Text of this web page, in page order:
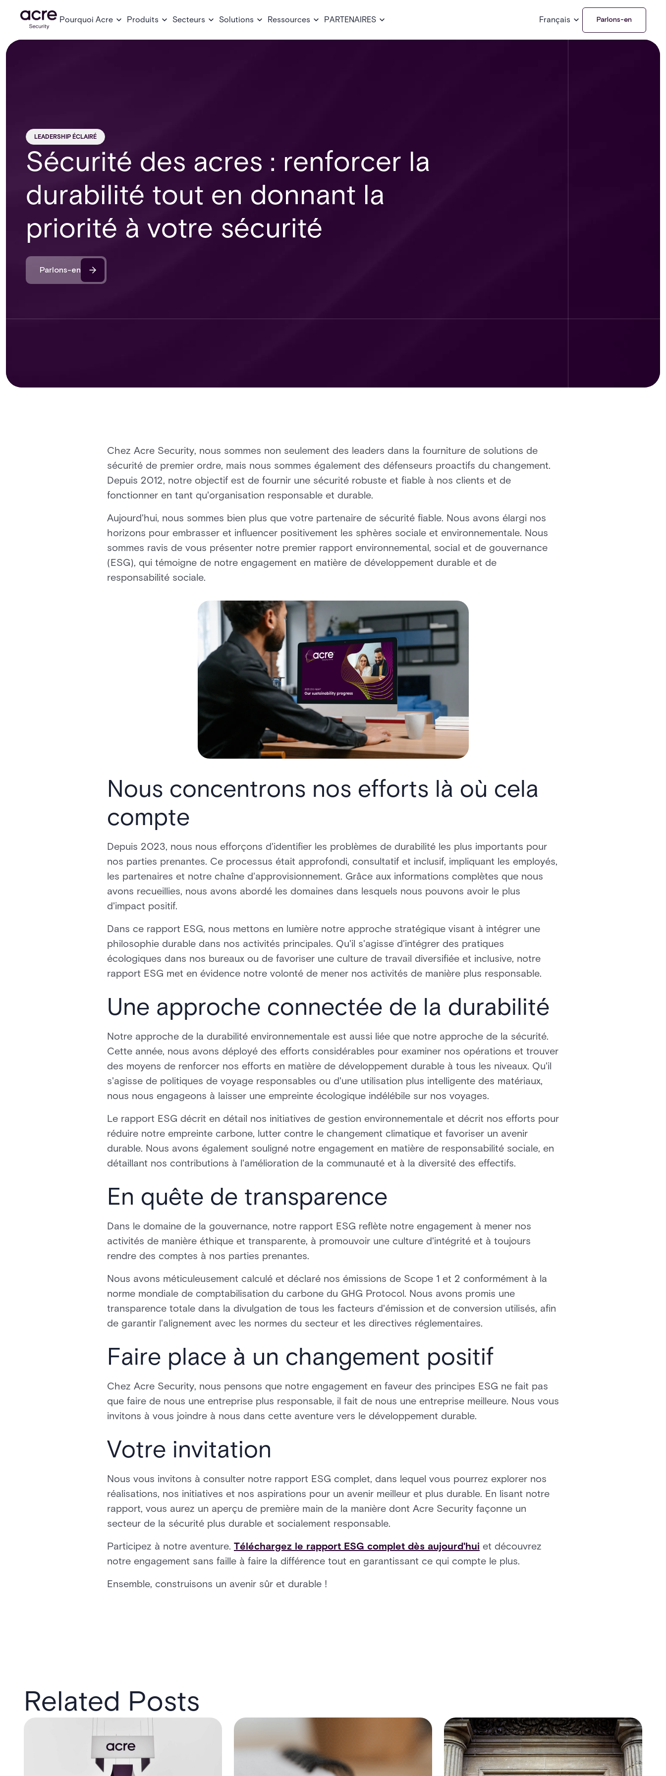
Pourquoi Acre Produits Secteurs Solutions Ressources PARTENAIRES Français Parlons-en
LEADERSHIP ÉCLAIRÉ
Sécurité des acres : renforcer la
durabilité tout en donnant la
priorité à votre sécurité
Parlons-en
Chez Acre Security, nous sommes non seulement des leaders dans la fourniture de solutions de
sécurité de premier ordre, mais nous sommes également des défenseurs proactifs du changement.
Depuis 2012, notre objectif est de fournir une sécurité robuste et fiable à nos clients et de
fonctionner en tant qu'organisation responsable et durable.
Aujourd'hui, nous sommes bien plus que votre partenaire de sécurité fiable. Nous avons élargi nos
horizons pour embrasser et influencer positivement les sphères sociale et environnementale. Nous
sommes ravis de vous présenter notre premier rapport environnemental, social et de gouvernance
(ESG), qui témoigne de notre engagement en matière de développement durable et de
responsabilité sociale.
Nous concentrons nos efforts là où cela
compte
Depuis 2023, nous nous efforçons d'identifier les problèmes de durabilité les plus importants pour
nos parties prenantes. Ce processus était approfondi, consultatif et inclusif, impliquant les employés,
les partenaires et notre chaîne d'approvisionnement. Grâce aux informations complètes que nous
avons recueillies, nous avons abordé les domaines dans lesquels nous pouvons avoir le plus
d'impact positif.
Dans ce rapport ESG, nous mettons en lumière notre approche stratégique visant à intégrer une
philosophie durable dans nos activités principales. Qu'il s'agisse d'intégrer des pratiques
écologiques dans nos bureaux ou de favoriser une culture de travail diversifiée et inclusive, notre
rapport ESG met en évidence notre volonté de mener nos activités de manière plus responsable.
Une approche connectée de la durabilité
Notre approche de la durabilité environnementale est aussi liée que notre approche de la sécurité.
Cette année, nous avons déployé des efforts considérables pour examiner nos opérations et trouver
des moyens de renforcer nos efforts en matière de développement durable à tous les niveaux. Qu'il
s'agisse de politiques de voyage responsables ou d'une utilisation plus intelligente des matériaux,
nous nous engageons à laisser une empreinte écologique indélébile sur nos voyages.
Le rapport ESG décrit en détail nos initiatives de gestion environnementale et décrit nos efforts pour
réduire notre empreinte carbone, lutter contre le changement climatique et favoriser un avenir
durable. Nous avons également souligné notre engagement en matière de responsabilité sociale, en
détaillant nos contributions à l'amélioration de la communauté et à la diversité des effectifs.
En quête de transparence
Dans le domaine de la gouvernance, notre rapport ESG reflète notre engagement à mener nos
activités de manière éthique et transparente, à promouvoir une culture d'intégrité et à toujours
rendre des comptes à nos parties prenantes.
Nous avons méticuleusement calculé et déclaré nos émissions de Scope 1 et 2 conformément à la
norme mondiale de comptabilisation du carbone du GHG Protocol. Nous avons promis une
transparence totale dans la divulgation de tous les facteurs d'émission et de conversion utilisés, afin
de garantir l'alignement avec les normes du secteur et les directives réglementaires.
Faire place à un changement positif
Chez Acre Security, nous pensons que notre engagement en faveur des principes ESG ne fait pas
que faire de nous une entreprise plus responsable, il fait de nous une entreprise meilleure. Nous vous
invitons à vous joindre à nous dans cette aventure vers le développement durable.
Votre invitation
Nous vous invitons à consulter notre rapport ESG complet, dans lequel vous pourrez explorer nos
réalisations, nos initiatives et nos aspirations pour un avenir meilleur et plus durable. En lisant notre
rapport, vous aurez un aperçu de première main de la manière dont Acre Security façonne un
secteur de la sécurité plus durable et socialement responsable.
Participez à notre aventure. Téléchargez le rapport ESG complet dès aujourd'hui et découvrez
notre engagement sans faille à faire la différence tout en garantissant ce qui compte le plus.
Ensemble, construisons un avenir sûr et durable !
Related Posts